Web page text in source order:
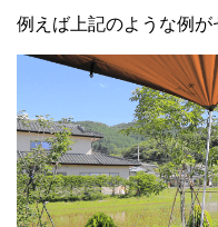
例えば上記のような例が